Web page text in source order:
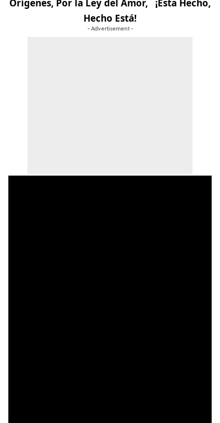
Orígenes, Por la Ley del Amor, ¡Esta Hecho,
Hecho Está!
- Advertisement -